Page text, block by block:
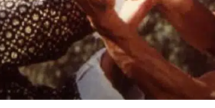
ao
Cinema